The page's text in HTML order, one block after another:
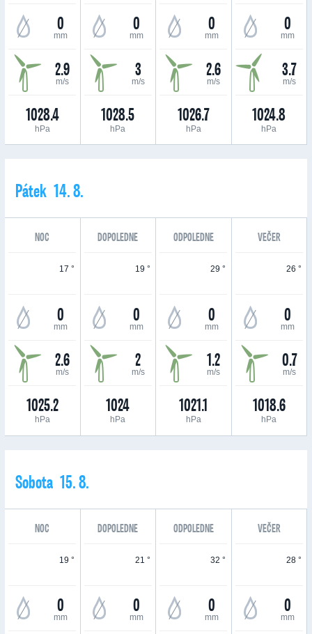
0
mm
2.9
m/s
1028.4
hPa
0
mm
3
m/s
1028.5
hPa
0
mm
2.6
m/s
1026.7
hPa
0
mm
3.7
m/s
1024.8
hPa
Pátek 14. 8.
NOC DOPOLEDNE ODPOLEDNE VEČER
17 °
0
mm
2.6
m/s
1025.2
hPa
19 °
0
mm
2
m/s
1024
hPa
29 °
0
mm
1.2
m/s
1021.1
hPa
26 °
0
mm
0.7
m/s
1018.6
hPa
Sobota 15. 8.
NOC DOPOLEDNE ODPOLEDNE VEČER
19 °
0
mm
21 °
0
mm
32 °
0
mm
28 °
0
mm